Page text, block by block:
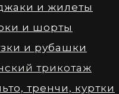
и жилеты
и шорты
и рубашки
трикотаж
тренчи, куртки